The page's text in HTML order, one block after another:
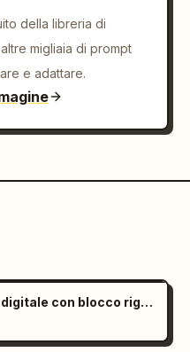
della libreria di
migliaia di prompt
e adattare.
Illustrazione ad acquerello digitale con blocco rigoroso dell'identità